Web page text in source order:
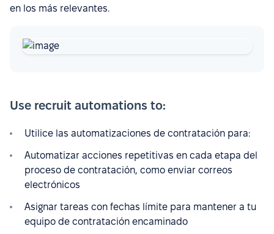
en los más relevantes.
Use recruit automations to:
Utilice las automatizaciones de contratación para:
Automatizar acciones repetitivas en cada etapa del
proceso de contratación, como enviar correos
electrónicos
Asignar tareas con fechas límite para mantener a tu
equipo de contratación encaminado